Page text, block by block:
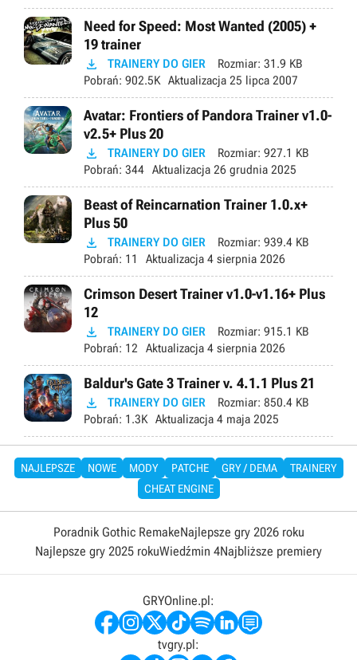
Need for Speed: Most Wanted (2005) +
19 trainer
 TRAINERY DO GIER Rozmiar: 31.9 KB
Pobrań: 902.5K Aktualizacja 25 lipca 2007
Avatar: Frontiers of Pandora Trainer v1.0-
v2.5+ Plus 20
 TRAINERY DO GIER Rozmiar: 927.1 KB
Pobrań: 344 Aktualizacja 26 grudnia 2025
Beast of Reincarnation Trainer 1.0.x+
Plus 50
 TRAINERY DO GIER Rozmiar: 939.4 KB
Pobrań: 11 Aktualizacja 4 sierpnia 2026
Crimson Desert Trainer v1.0-v1.16+ Plus
12
 TRAINERY DO GIER Rozmiar: 915.1 KB
Pobrań: 12 Aktualizacja 4 sierpnia 2026
Baldur's Gate 3 Trainer v. 4.1.1 Plus 21
 TRAINERY DO GIER Rozmiar: 850.4 KB
Pobrań: 1.3K Aktualizacja 4 maja 2025
NAJLEPSZE NOWE MODY PATCHE GRY / DEMA
TRAINERY
CHEAT ENGINE
Poradnik Gothic RemakeNajlepsze gry 2026 roku
Najlepsze gry 2025 rokuWiedźmin 4Najbliższe premiery
GRYOnline.pl:
tvgry.pl: